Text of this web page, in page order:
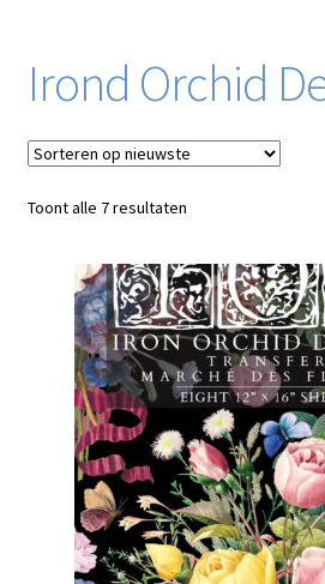
Online cursussen
Shop
Blog / DIY / Tutorials
Over mij
Contact
Irond Orchid
Toont alle 7 resultatenGesorteerd